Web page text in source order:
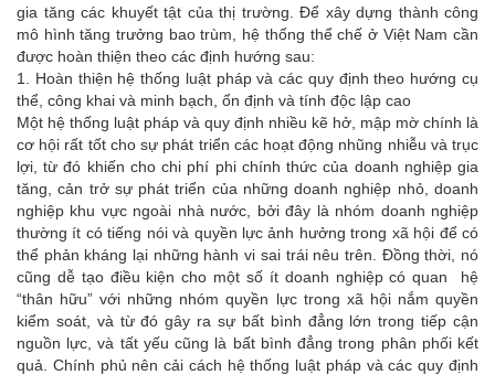
gia tăng các khuyết tật của thị trường. Để xây dựng thành công
mô hình tăng trưởng bao trùm, hệ thống thể chế ở Việt Nam cần
được hoàn thiện theo các định hướng sau:
1. Hoàn thiện hệ thống luật pháp và các quy định theo hướng cụ
thể, công khai và minh bạch, ổn định và tính độc lập cao
Một hệ thống luật pháp và quy định nhiều kẽ hở, mập mờ chính là
cơ hội rất tốt cho sự phát triển các hoạt động nhũng nhiễu và trục
lợi, từ đó khiến cho chi phí phi chính thức của doanh nghiệp gia
tăng, cản trở sự phát triển của những doanh nghiệp nhỏ, doanh
nghiệp khu vực ngoài nhà nước, bởi đây là nhóm doanh nghiệp
thường ít có tiếng nói và quyền lực ảnh hưởng trong xã hội để có
thể phản kháng lại những hành vi sai trái nêu trên. Đồng thời, nó
cũng dễ tạo điều kiện cho một số ít doanh nghiệp có quan hệ
“thân hữu” với những nhóm quyền lực trong xã hội nắm quyền
kiểm soát, và từ đó gây ra sự bất bình đẳng lớn trong tiếp cận
nguồn lực, và tất yếu cũng là bất bình đẳng trong phân phối kết
quả. Chính phủ nên cải cách hệ thống luật pháp và các quy định